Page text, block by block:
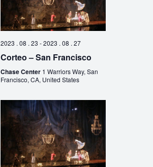
2023 . 08 . 23 -2023 . 08 . 27
Corteo – San Francisco
Chase Center 1 Warriors Way, San
Francisco, CA, United States